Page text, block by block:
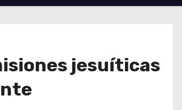
jesuíticas